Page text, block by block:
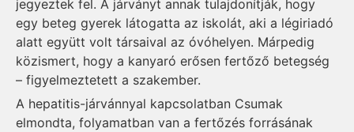
jegyeztek fel. A járványt annak tulajdonítják, hogy
egy beteg gyerek látogatta az iskolát, aki a légiriadó
alatt együtt volt társaival az óvóhelyen. Márpedig
közismert, hogy a kanyaró erősen fertőző betegség
– figyelmeztetett a szakember.
A hepatitis-járvánnyal kapcsolatban Csumak
elmondta, folyamatban van a fertőzés forrásának